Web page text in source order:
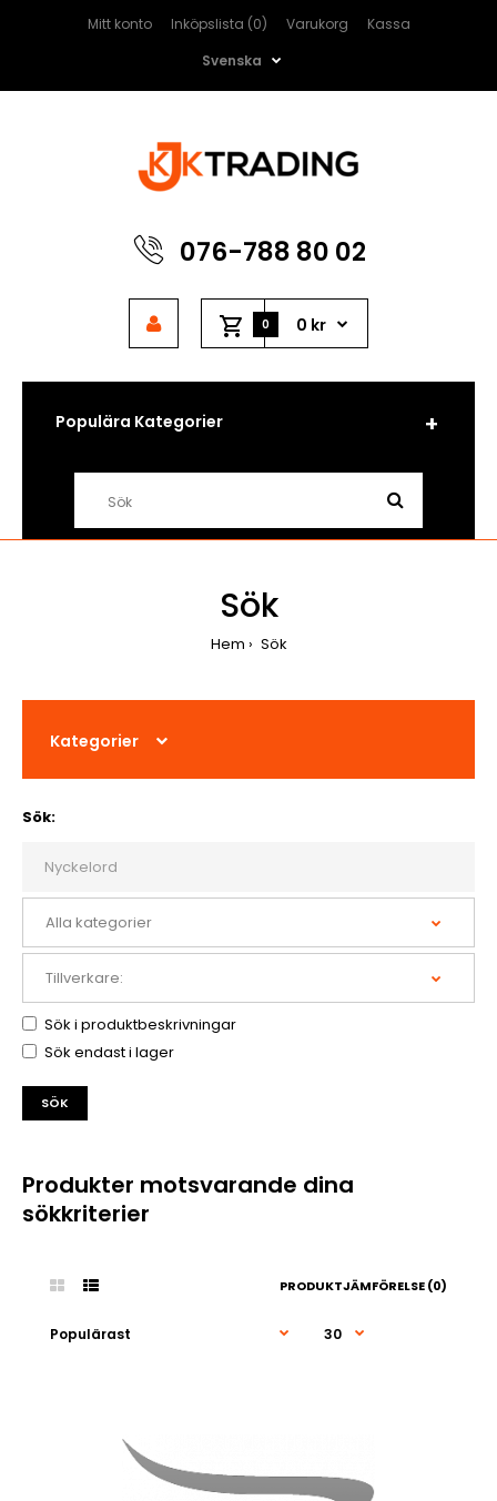
Mitt konto Inköpslista (0) Varukorg
Kassa
Svenska
076-788 80 02
0 0 kr
Populära Kategorier
Sök
Hem Sök
Kategorier
Sök:
Sök i produktbeskrivningar
Sök endast i lager
Produkter motsvarande dina
sökkriterier
PRODUKTJÄMFÖRELSE (0)